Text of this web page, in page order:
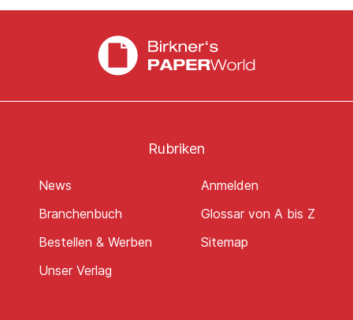
Rubriken
News
Branchenbuch
Bestellen & Werben
Unser Verlag
Anmelden
Glossar von A bis Z
Sitemap